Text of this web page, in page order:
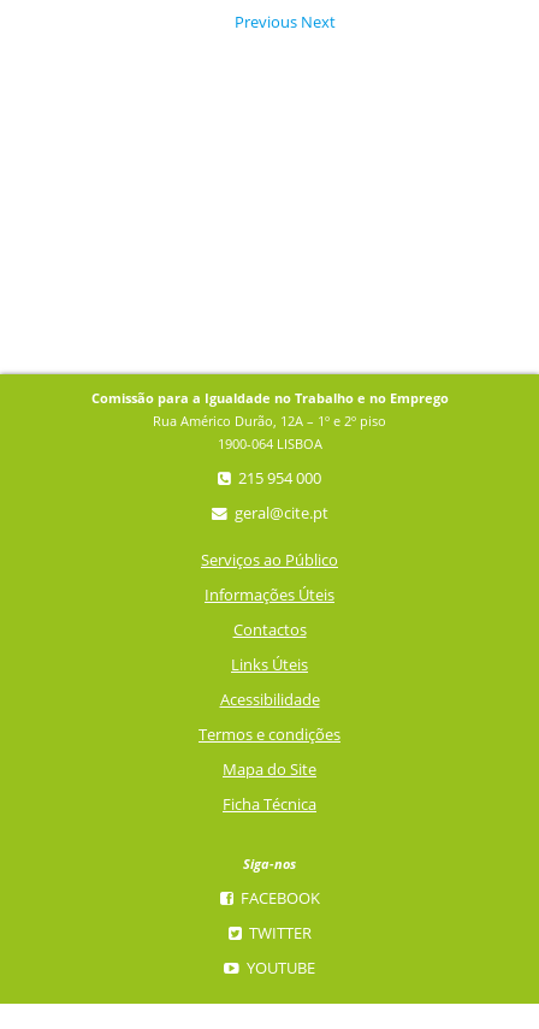
Previous Next
Comissão para a Igualdade no Trabalho e no Emprego
Rua Américo Durão, 12A – 1º e 2º piso
1900-064 LISBOA
215 954 000
geral@cite.pt
Serviços ao Público
Informações Úteis
Contactos
Links Úteis
Acessibilidade
Termos e condições
Mapa do Site
Ficha Técnica
Siga-nos
FACEBOOK
TWITTER
YOUTUBE